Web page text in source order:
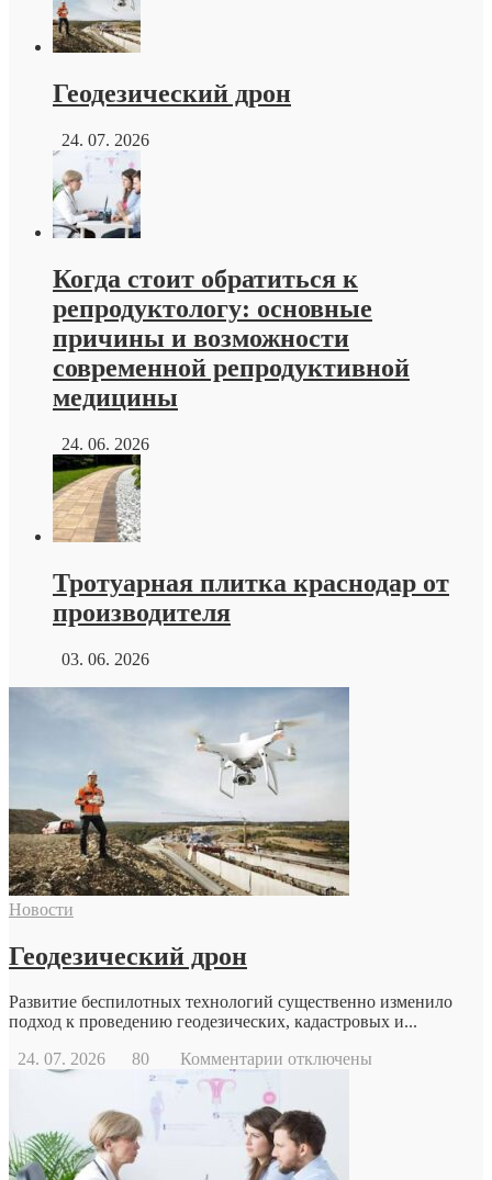
Геодезический дрон
24. 07. 2026
Когда стоит обратиться к
репродуктологу: основные
причины и возможности
современной репродуктивной
медицины
24. 06. 2026
Тротуарная плитка краснодар от
производителя
03. 06. 2026
Новости
Геодезический дрон
Развитие беспилотных технологий существенно изменило
подход к проведению геодезических, кадастровых и...
24. 07. 2026
80 Комментарии к
дрон
отключены